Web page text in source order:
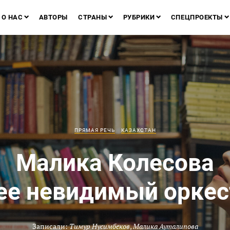
О НАС АВТОРЫ СТРАНЫ РУБРИКИ СПЕЦПРОЕКТЫ
ПРЯМАЯ РЕЧЬ КАЗАХСТАН
Малика Колесова
невидимый
Записали:Тимур Нусимбеков,Малика Ауталипова